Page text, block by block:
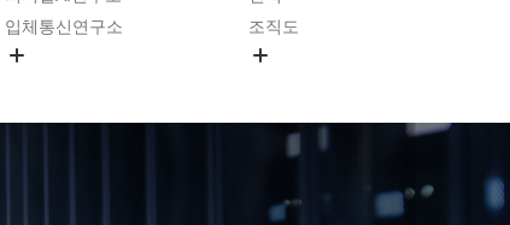
입체통신연구소
조직도
연구원 고객헌장
주요업무연락처